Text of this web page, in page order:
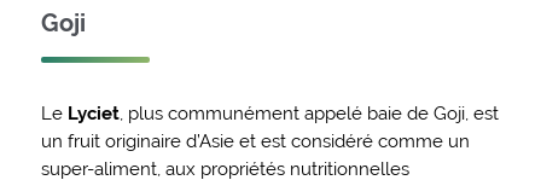
Goji
Le Lyciet, plus communément appelé baie de Goji, est
un fruit originaire d’Asie et est considéré comme un
super-aliment, aux propriétés nutritionnelles